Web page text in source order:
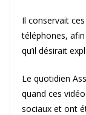
Il conservait
téléphones,
qu’il désirait
Le quotidien
quand ces
sociaux et ont